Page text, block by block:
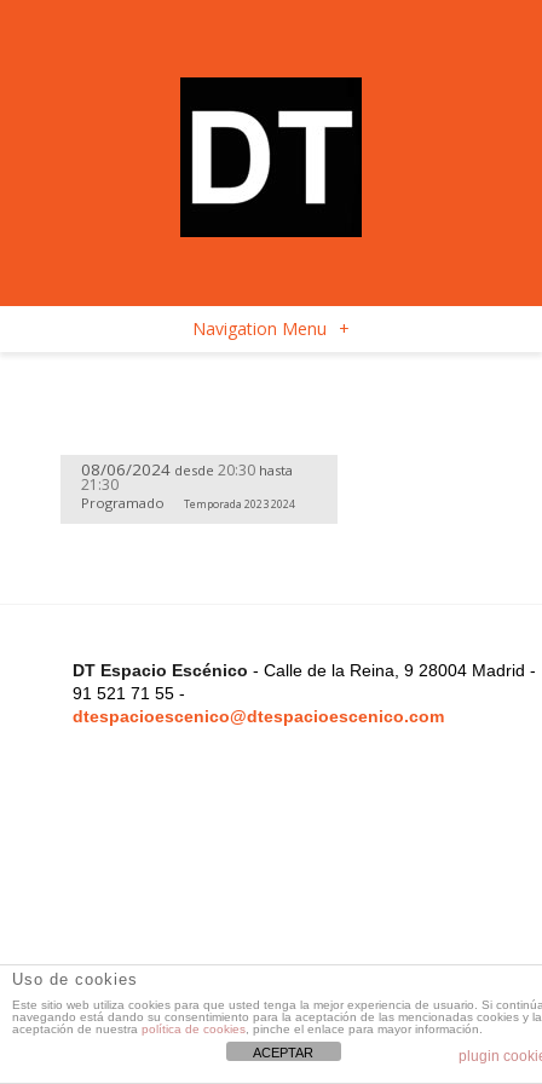
Navigation Menu +
08/06/2024 desde 20:30 hasta
21:30
Programado Temporada 2023 2024
DT Espacio Escénico - Calle de la Reina, 9 28004 Madrid -
91 521 71 55 -
dtespacioescenico@dtespacioescenico.com
Uso de cookies
Este sitio web utiliza cookies para que usted tenga la mejor experiencia de usuario. Si
navegando está dando su consentimiento para la aceptación de las mencionadas cookies y la
aceptación de nuestra política de cookies , pinche el enlace para mayor información.
plugin
ACEPTAR